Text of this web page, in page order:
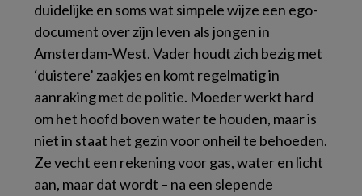
duidelijke en soms wat simpele wijze een ego-
document over zijn leven als jongen in
Amsterdam-West. Vader houdt zich bezig met
‘duistere’ zaakjes en komt regelmatig in
aanraking met de politie. Moeder werkt hard
om het hoofd boven water te houden, maar is
niet in staat het gezin voor onheil te behoeden.
Ze vecht een rekening voor gas, water en licht
aan, maar dat wordt – na een slepende